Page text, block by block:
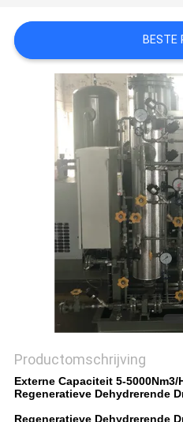
OFFERTE
AAN
NEWS
SITEMAP
PRIVACYBELEID
BESTE
Productomschrijving
Externe Capaciteit 5-
Regeneratieve Dehydrerende
Regeneratieve Dehydrerende